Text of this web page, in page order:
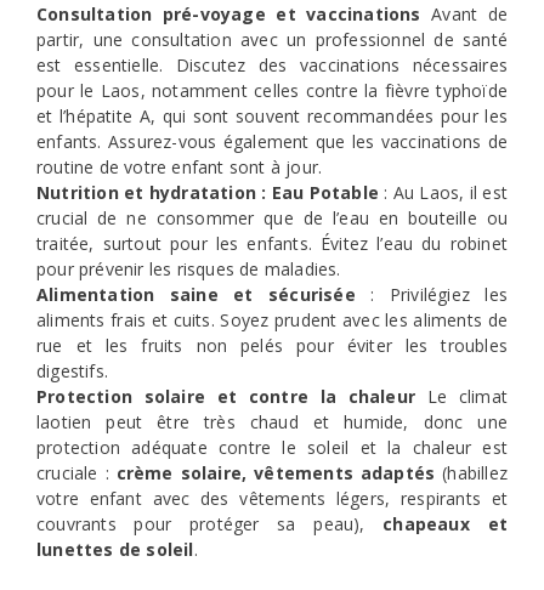
Consultation pré-voyage et vaccinations Avant de
partir, une consultation avec un professionnel de santé
est essentielle. Discutez des vaccinations nécessaires
pour le Laos, notamment celles contre la fièvre typhoïde
et l’hépatite A, qui sont souvent recommandées pour les
enfants. Assurez-vous également que les vaccinations de
routine de votre enfant sont à jour.
Nutrition et hydratation : Eau Potable : Au Laos, il est
crucial de ne consommer que de l’eau en bouteille ou
traitée, surtout pour les enfants. Évitez l’eau du robinet
pour prévenir les risques de maladies.
Alimentation saine et sécurisée : Privilégiez les
aliments frais et cuits. Soyez prudent avec les aliments de
rue et les fruits non pelés pour éviter les troubles
digestifs.
Protection solaire et contre la chaleur Le climat
laotien peut être très chaud et humide, donc une
protection adéquate contre le soleil et la chaleur est
cruciale : crème solaire, vêtements adaptés (habillez
votre enfant avec des vêtements légers, respirants et
couvrants pour protéger sa peau), chapeaux et
lunettes de soleil.